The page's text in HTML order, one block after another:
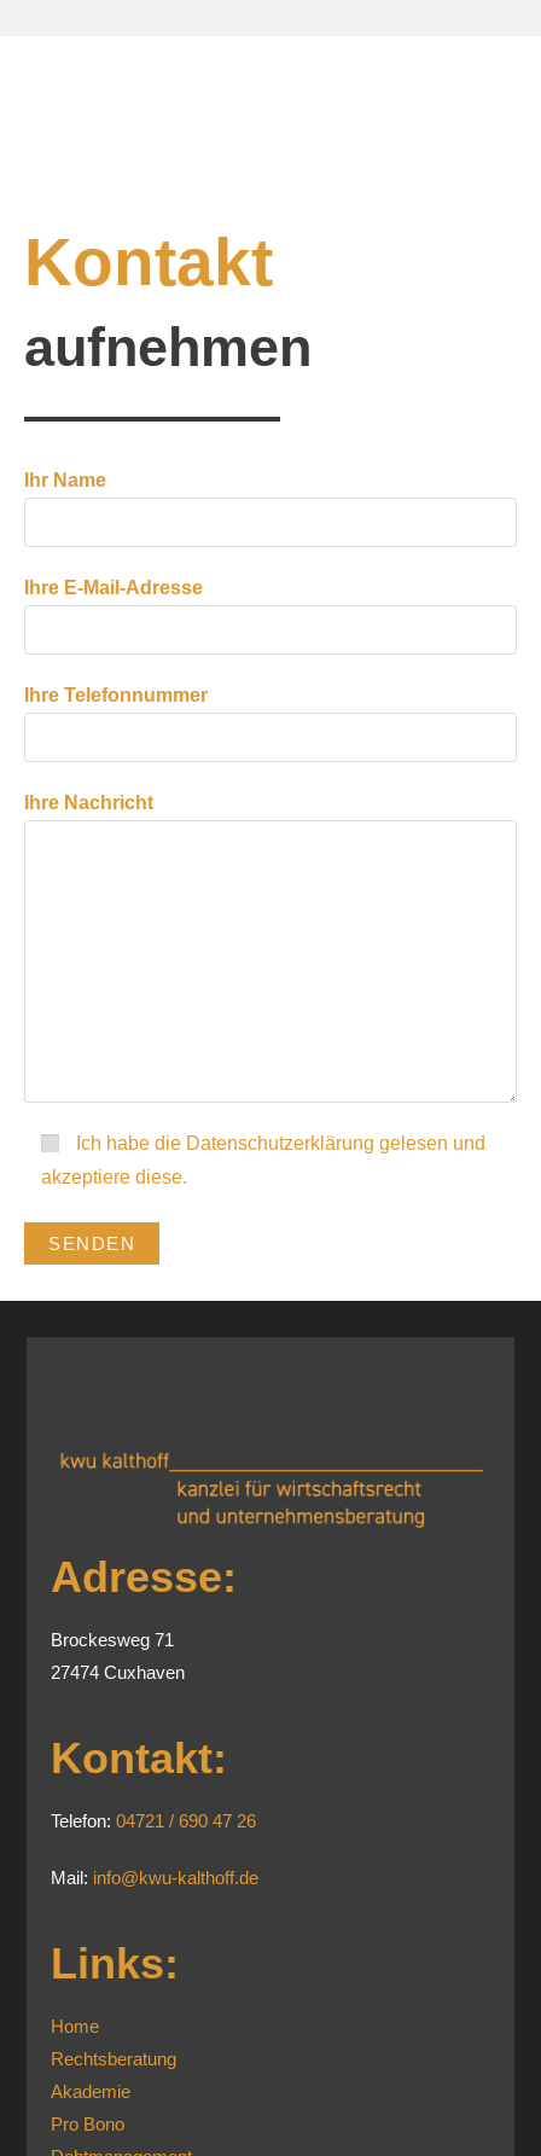
Kontakt
aufnehmen
Ihr Name
Ihre E-Mail-Adresse
Ihre Telefonnummer
Ihre Nachricht
Ich habe die Datenschutzerklärung gelesen und
akzeptiere diese.
Adresse:
Brockesweg 71
27474 Cuxhaven
Kontakt:
Telefon:04721 / 690 47 26
Mail: info@kwu-kalthoff.de
Links:
Home
Rechtsberatung
Akademie
Pro Bono